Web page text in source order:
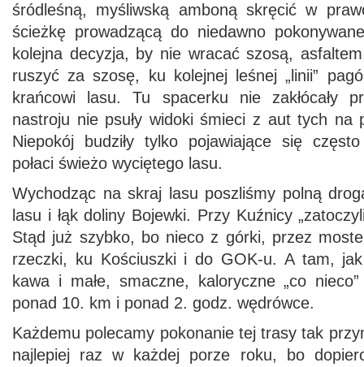
śródleśną, myśliwską amboną skręcić w
ścieżkę prowadzącą do niedawno
kolejna decyzja, by nie wracać szosą,
ruszyć za szosę, ku kolejnej leśnej „linii”
krańcowi lasu. Tu spacerku nie zakłócały
nastroju nie psuły widoki śmieci z aut tych na
Niepokój budziły tylko pojawiające się
połaci świeżo wyciętego lasu.
Wychodząc na skraj lasu poszliśmy polną
lasu i łąk doliny Bojewki. Przy Kuźnicy
Stąd już szybko, bo nieco z górki, przez
rzeczki, ku Kościuszki i do GOK-u. A tam,
kawa i małe, smaczne, kaloryczne „co
ponad 10. km i ponad 2. godz. wędrówce.
Każdemu polecamy pokonanie tej trasy tak
najlepiej raz w każdej porze roku, bo